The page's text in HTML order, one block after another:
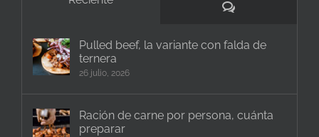
Comentarios
Pulled beef, la variante con falda de
ternera
26 julio, 2026
Ración de carne por persona, cuánta
preparar